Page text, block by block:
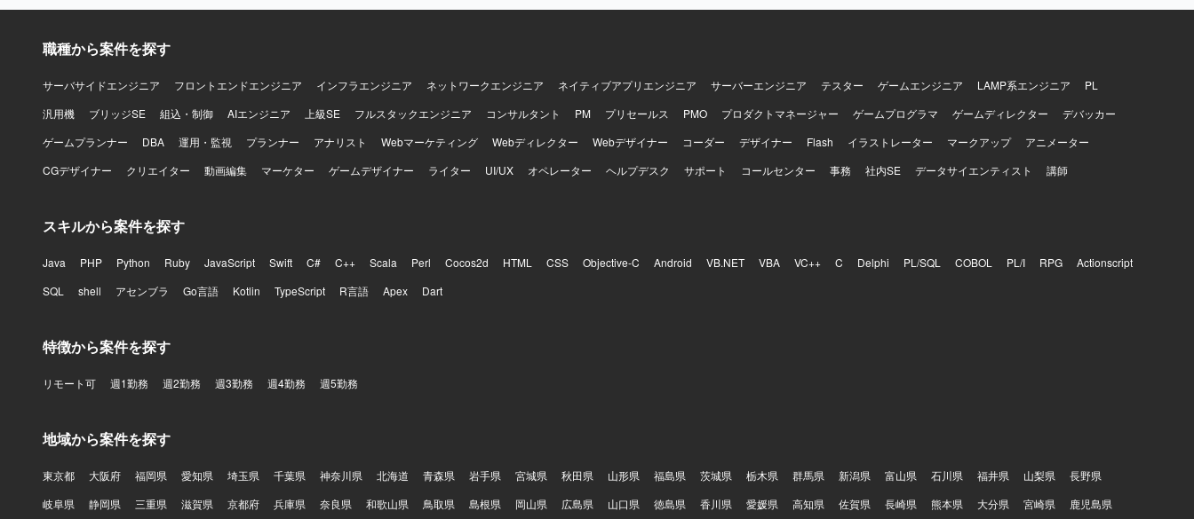
境】 詳細な開発環境については、参画後にプロジェクト側から共有される想定です。
職種から案件を探す
サーバサイドエンジニア フロントエンドエンジニア インフラエンジニア ネットワークエンジニア ネイティブアプリエンジニア サーバーエンジニア テスター ゲームエンジニア LAMP系エンジニア
PL
汎用機
ブリッジSE 組込・制御 AIエンジニア 上級SE フルスタックエンジニア コンサルタント PM プリセールス PMO プロダクトマネージャー ゲームプログラマ ゲームディレクター
デバッカー
ゲームプランナー
DBA 運用・監視 プランナー アナリスト Webマーケティング Webディレクター Webデザイナー コーダー デザイナー Flash イラストレーター マークアップ
アニメーター
CGデザイナー
クリエイター 動画編集 マーケター ゲームデザイナー ライター UI/UX オペレーター ヘルプデスク サポート コールセンター 事務 社内SE データサイエンティスト 講師
スキルから案件を探す
Java PHP Python Ruby JavaScript Swift C# C++ Scala Perl Cocos2d HTML CSS Objective-C Android VB.NET VBA VC++ C Delphi PL/SQL COBOL PL/I RPG
Actionscript
SQL
shell アセンブラ Go言語 Kotlin TypeScript R言語 Apex Dart
特徴から案件を探す
リモート可 週1勤務 週2勤務 週3勤務 週4勤務 週5勤務
地域から案件を探す
東京都 大阪府 福岡県 愛知県 埼玉県 千葉県 神奈川県 北海道 青森県 岩手県 宮城県 秋田県 山形県 福島県 茨城県 栃木県 群馬県 新潟県 富山県 石川県 福井県 山梨県
長野県
岐阜県
静岡県 三重県 滋賀県 京都府 兵庫県 奈良県 和歌山県 鳥取県 島根県 岡山県 広島県 山口県 徳島県 香川県 愛媛県 高知県 佐賀県 長崎県 熊本県 大分県 宮崎県 鹿児島県